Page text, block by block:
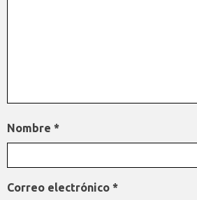
Nombre *
Correo electrónico *